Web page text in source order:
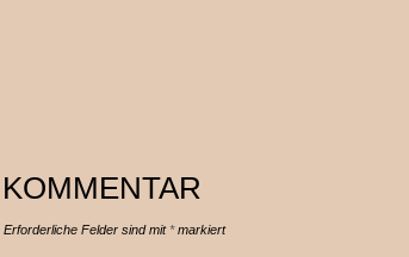
Erforderliche Felder sind mit*markiert